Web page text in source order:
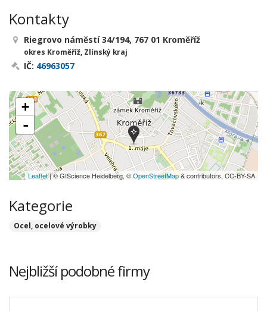
Kontakty
Riegrovo náměstí 34/194, 767 01 Kroměříž
okres Kroměříž, Zlínský kraj
IČ: 46963057
+
-
Leaflet| © GIScience Heidelberg, ©OpenStreetMap& contributors, CC-BY-SA
Kategorie
Ocel, ocelové výrobky
Nejbližší podobné firmy